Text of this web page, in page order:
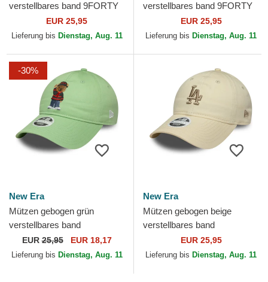
verstellbares band 9FORTY
League Essential der New
York Yankees MLB von New
EUR 25,95
Lieferung bis Dienstag, Aug. 11
verstellbares band 9FORTY
League Essential der New
York Yankees MLB von...
EUR 25,95
Lieferung bis Dienstag, Aug. 11
-30%
New Era
Mützen gebogen grün
verstellbares band
9TWENTY Bear der AC
Milan Serie A von New Era
EUR25,95 EUR 18,17
Lieferung bis Dienstag, Aug. 11
New Era
Mützen gebogen beige
verstellbares band
9TWENTY League Essential
Midi der Los Angeles
EUR 25,95
Lieferung bis Dienstag, Aug. 11